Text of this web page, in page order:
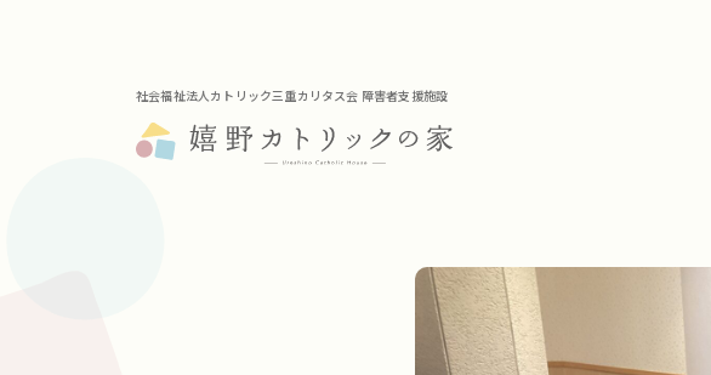
社会福祉法人カトリック三重カリタス会 障害者支援施設